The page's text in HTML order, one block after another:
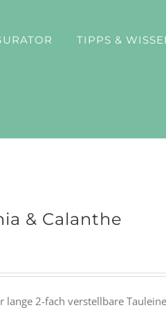
TIPPS &
& Calanthe
lange 2-fach verstellbare